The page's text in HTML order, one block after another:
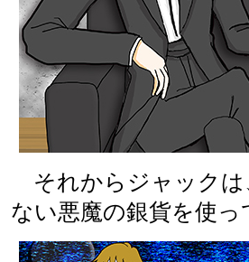
それからジャックは
ない悪魔の銀貨を使